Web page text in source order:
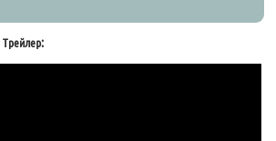
Трейлер: